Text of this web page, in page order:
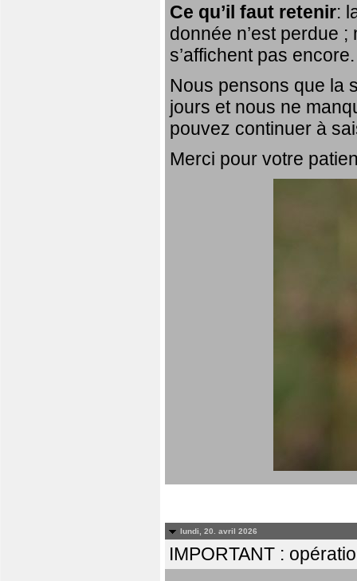
Ce qu’il faut retenir:
donnée n’est perdue
s’affichent pas encore.
Nous pensons que la
jours et nous ne
pouvez continuer à
Merci pour votre
lundi, 20. avril 2026
IMPORTANT :